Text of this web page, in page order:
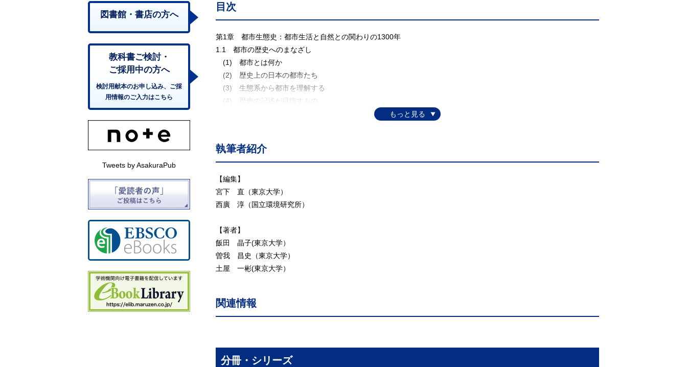
目次
第1章 都市生態史：都市生活と自然との関わりの1300年
1.1 都市の歴史へのまなざし
(1) 都市とは何か
(2) 歴史上の日本の都市たち
(3) 生態系から都市を理解する
(4) 歴史の記述が目指すもの
(3) 古代から近世にかけての都市と屎尿
(4) 近代化以降の屎尿と厨芥
(5) 食べものをめぐる歴史が示すこと
1.3 都市住民による自然体験の歴史
(1) 古代・中世における自然体験の始まり
(3) 近代における自然体験のさらなるひろがり
コラム1 都市の子供たちによる昆虫採集
(4) 20世紀後半における自然体験の場の喪失と継承
2.2 物理的環境の特徴
(1) ヒートアイランド効果
(4) 光・音環境
執筆者紹介
【編集】
宮下 直（東京大学）
西廣 淳（国立環境研究所）
【著者】
飯田 晶子(東京大学）
曽我 昌史（東京大学）
土屋 一彬(東京大学）
関連情報
分冊・シリーズ
図書館・書店の方へ
教科書ご検討・
ご採用中の方へ
検討用献本のお申し込み、ご採
用情報のご入力はこちら
Tweets by AsakuraPub